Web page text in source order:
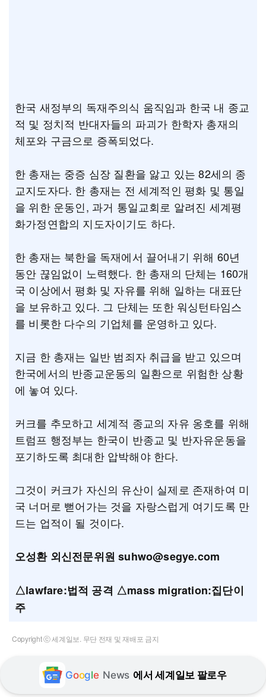
한국 새정부의 독재주의식 움직임과 한국 내 종교
적 및 정치적 반대자들의 파괴가 한학자 총재의
체포와 구금으로 증폭되었다.
한 총재는 중증 심장 질환을 앓고 있는 82세의 종
교지도자다. 한 총재는 전 세계적인 평화 및 통일
을 위한 운동인, 과거 통일교회로 알려진 세계평
화가정연합의 지도자이기도 하다.
한 총재는 북한을 독재에서 끌어내기 위해 60년
동안 끊임없이 노력했다. 한 총재의 단체는 160개
국 이상에서 평화 및 자유를 위해 일하는 대표단
을 보유하고 있다. 그 단체는 또한 워싱턴타임스
를 비롯한 다수의 기업체를 운영하고 있다.
지금 한 총재는 일반 범죄자 취급을 받고 있으며
한국에서의 반종교운동의 일환으로 위험한 상황
에 놓여 있다.
커크를 추모하고 세계적 종교의 자유 옹호를 위해
트럼프 행정부는 한국이 반종교 및 반자유운동을
포기하도록 최대한 압박해야 한다.
그것이 커크가 자신의 유산이 실제로 존재하여 미
국 너머로 뻗어가는 것을 자랑스럽게 여기도록 만
드는 업적이 될 것이다.
오성환 외신전문위원 suhwo@segye.com
△lawfare:법적 공격 △mass migration:집단이
주
Copyright ⓒ 세계일보. 무단 전재 및 재배포 금지
Google News 에서 세계일보 팔로우